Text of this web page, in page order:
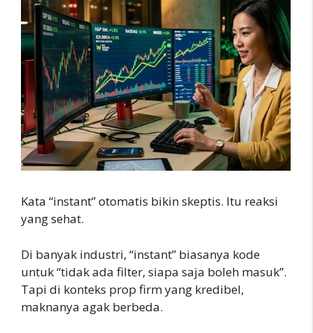
Kata “instant” otomatis bikin skeptis. Itu reaksi
yang sehat.
Di banyak industri, “instant” biasanya kode
untuk “tidak ada filter, siapa saja boleh masuk”.
Tapi di konteks prop firm yang kredibel,
maknanya agak berbeda.